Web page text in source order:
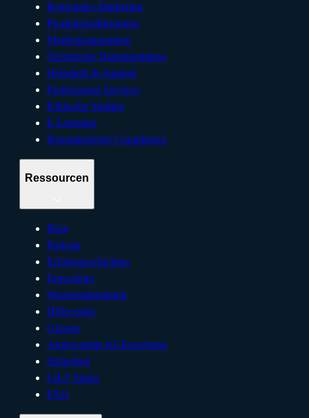
Regionales Marketing
Produkteinführungen
Markenkampagnen
Technische Dokumentation
Helpdesk & Support
Professional Services
Klinische Studien
E-Learning
Regulatorische Compliance
Ressourcen
Blog
Podcast
Erfolgsgeschichten
Entwickler
Wissensdatenbank
Hilfecenter
Glossar
Angewandte KI-Forschung
Sicherheit
LILT Status
FAQ